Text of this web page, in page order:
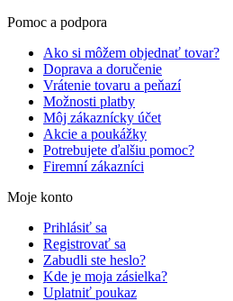
Pomoc a podpora
Ako si môžem objednať tovar?
Doprava a doručenie
Vrátenie tovaru a peňazí
Možnosti platby
Môj zákaznícky účet
Akcie a poukážky
Potrebujete ďalšiu pomoc?
Firemní zákazníci
Moje konto
Prihlásiť sa
Registrovať sa
Zabudli ste heslo?
Kde je moja zásielka?
Uplatniť poukaz